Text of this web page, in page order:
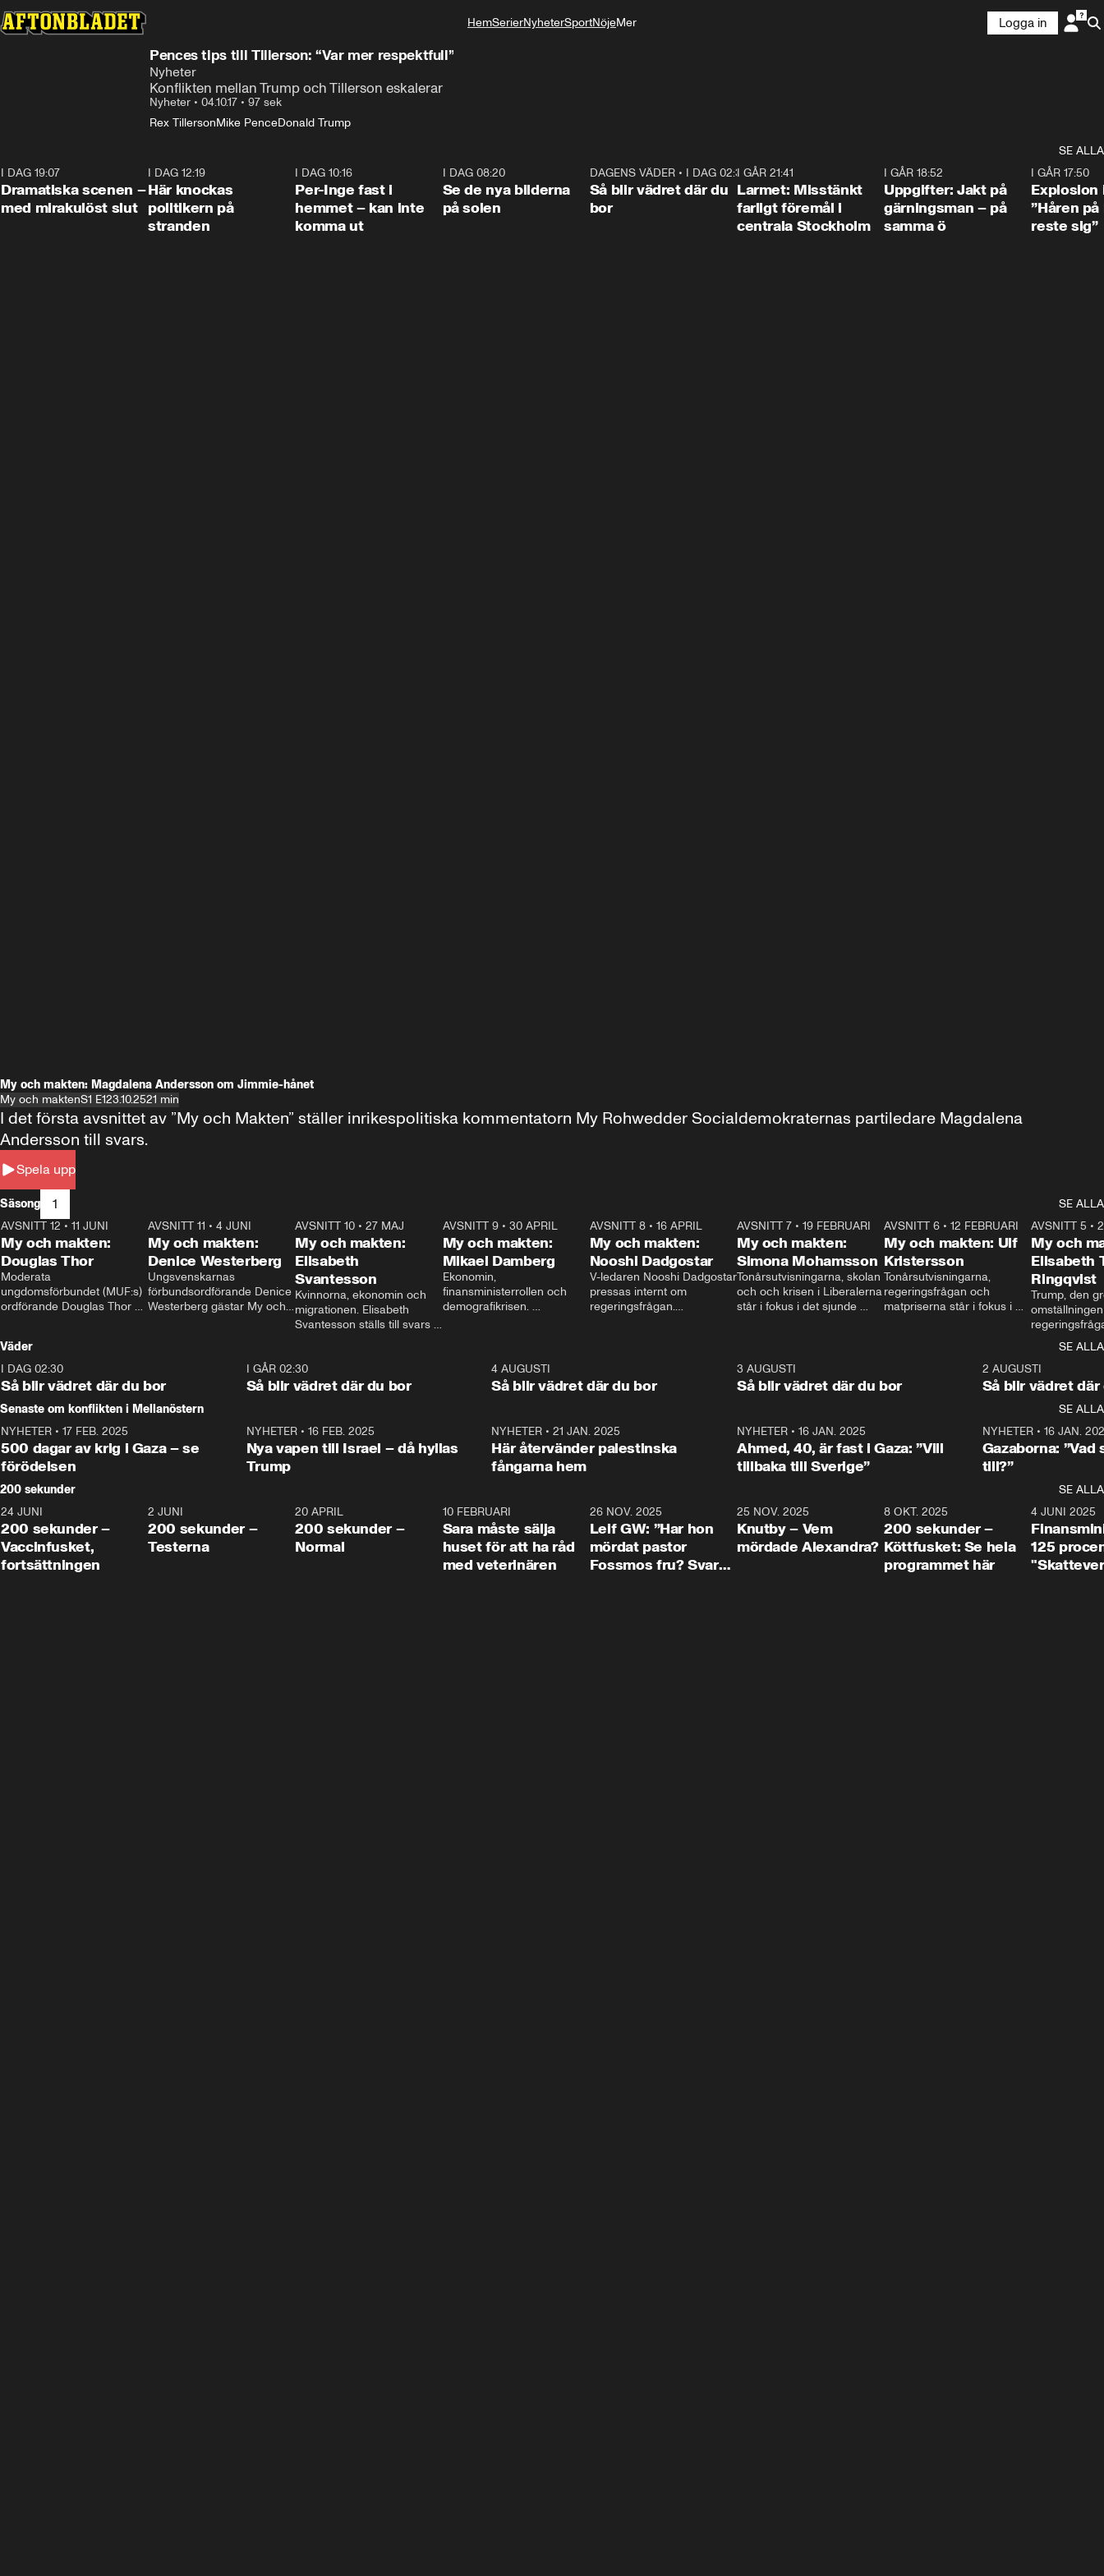
HemSerierNyheterSportNöjeMer
Logga in
Pences tips till Tillerson: “Var mer respektfull”
Nyheter
Konflikten mellan Trump och Tillerson eskalerar
Nyheter • 04.10.17 • 97 sek
Rex TillersonMike PenceDonald Trump
SE ALLA
I DAG 19:07
Dramatiska scenen –
med mirakulöst slut
I DAG 12:19
Här knockas
politikern på
stranden
I DAG 10:16
Per-Inge fast i
hemmet – kan inte
komma ut
I DAG 08:20
Se de nya bilderna
på solen
1:06
DAGENS VÄDER• I DAG 02:30
Så blir vädret där du
bor
I GÅR 21:41
Larmet: Misstänkt
farligt föremål i
centrala Stockholm
I GÅR 18:52
Uppgifter: Jakt på
gärningsman – på
samma ö
I GÅR 17:50
Explosion
”Håren
reste sig”
My och makten: Magdalena Andersson om Jimmie-hånet
My och maktenS1 E123.10.2521 min
Spela upp
I det första avsnittet av ”My och Makten” ställer inrikespolitiska kommentatorn My Rohwedder Socialdemokraternas partiledare Magdalena
Andersson till svars.
Säsong 1
SE ALLA
26:27
AVSNITT 12 • 11 JUNI
My och makten:
Douglas Thor
Moderata
ungdomsförbundet (MUF:s)
ordförande Douglas Thor
tonårsutvisningarna och hur
Moderaterna ska locka
väljare till valet i höst.
23:40
AVSNITT 11 •4 JUNI
My och makten:
Denice Westerberg
Ungsvenskarnas
förbundsordförande Denice
Westerberg gästar My och
AVSNITT 10 •27 MAJ
My och makten:
Elisabeth
Svantesson
Kvinnorna, ekonomin och
migrationen. Elisabeth
Svantesson ställs till svars
AVSNITT 9• 30 APRIL
My och makten:
Mikael Damberg
Ekonomin,
finansministerrollen och
demografikrisen.
och Makten.
AVSNITT 8• 16 APRIL
My och makten:
Nooshi Dadgostar
V-ledaren Nooshi Dadgostar
pressas internt om
regeringsfrågan.
– Vi ställer upp i val. Ska vi
vara med så sitter vi förstås
24:30
AVSNITT 7• 19 FEBRUARI
My och makten:
Simona Mohamsson
Tonårsutvisningarna, skolan
och och krisen i Liberalerna
står i fokus i det sjunde
kommentator My
Rohwedder ställer
utbildnings- och
Mohamsson till svars.
27:30
AVSNITT 6 •12 FEBRUARI
My och makten: Ulf
Kristersson
Tonårsutvisningarna,
regeringsfrågan och
matpriserna står i fokus i
Rohwedder ställer
statsminister Ulf Kristersson
AVSNITT 5 •
My och
Elisabeth
Ringqvist
Trump, den
centrum i
avsnittet av
Makten”. Se
Aftonbladets
Rohwedder
Thand Ring
Väder
SE ALLA
I DAG 02:30
Så blir vädret där du bor
1:06
I GÅR 02:30
Så blir vädret där du bor
4 AUGUSTI
Så blir vädret där du bor
3 AUGUSTI
Så blir vädret där du bor
2 AUGUSTI
Så blir vädret där
Senaste om konflikten i Mellanöstern
SE ALLA
NYHETER • 17 FEB. 2025
500 dagar av krig i Gaza – se
förödelsen
NYHETER• 16 FEB. 2025
Nya vapen till Israel – då hyllas
Trump
NYHETER •21 JAN. 2025
Här återvänder palestinska
fångarna hem
NYHETER• 16 JAN. 2025
Ahmed, 40, är fast i Gaza: ”Vill
tillbaka till Sverige”
NYHETER• 16 JAN.
Gazaborna:
till?”
200 sekunder
SE ALLA
5:00
24 JUNI
200 sekunder –
Vaccinfusket,
fortsättningen
4:23
2 JUNI
200 sekunder –
Testerna
20 APRIL
200 sekunder –
Normal
10 FEBRUARI
Sara måste sälja
huset för att ha råd
med veterinären
26 NOV. 2025
Leif GW: ”Har hon
mördat pastor
Fossmos fru? Svar
31:05
25 NOV. 2025
Knutby – Vem
mördade Alexandra?
4:29
8 OKT. 2025
200 sekunder –
Köttfusket: Se hela
programmet här
4 JUNI 2025
125